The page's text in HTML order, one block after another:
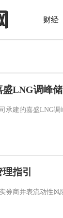
财经
LNG调峰
承建的嘉盛LNG
指引
券商并表流动性